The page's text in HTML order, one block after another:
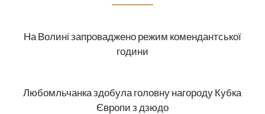
На Волині запроваджено режим комендантської
години
Любомльчанка здобула головну нагороду Кубка
Європи з дзюдо